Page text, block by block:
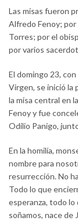
Las misas fueron
Alfredo Fenoy; por
Torres; por el
por varios
El domingo 23,
Virgen, se inició la
la misa central en
Fenoy y fue
Odilio Panigo,
En la homilía,
nombre para
resurrección. No
Todo lo que
esperanza, todo lo
soñamos, nace de